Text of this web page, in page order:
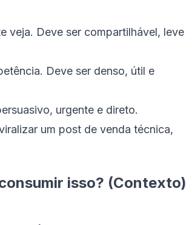
veja. Deve ser compartilhável, leve
Deve ser denso, útil e
urgente e direto.
um post de venda técnica,
isso? (Contexto)